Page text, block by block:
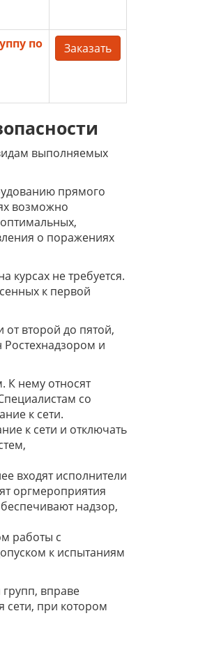
по
Заказать
выполняемых
прямого
возможно
о поражениях
курсах не требуется.
к первой
второй до пятой,
Ростехнадзором и
К нему относят
со
к сети.
к сети и отключать
входят исполнители
оргмероприятия
надзор,
работы с
к испытаниям
вправе
сети, при котором